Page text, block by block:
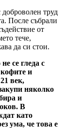
труд
После събрали
от
тече,
да си стои.
се гледа с
и
век,
няколко
и
В
като
ума, че това е